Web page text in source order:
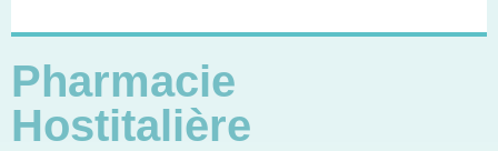
Pharmacie
Hostitalière